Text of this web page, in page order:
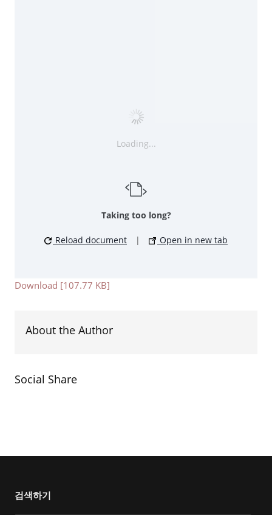
Loading...
Taking too long?
Reload document | Open in new tab
Download [107.77 KB]
About the Author
Social Share
검색하기